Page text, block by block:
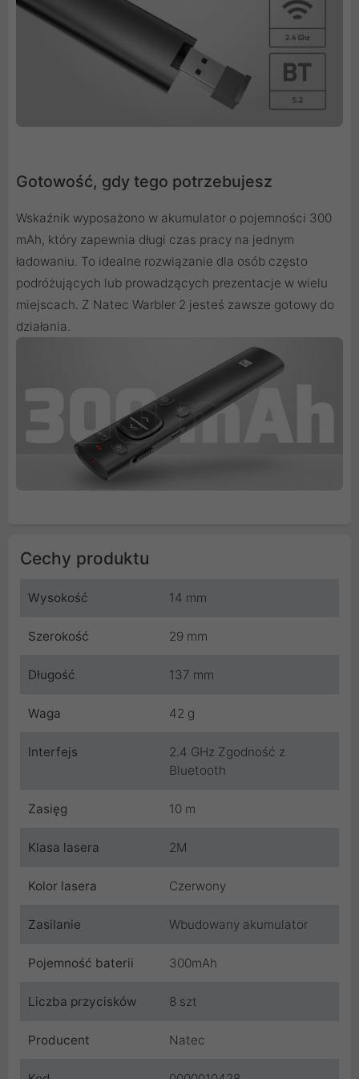
Gotowość, gdy tego potrzebujesz
Wskaźnik wyposażono w akumulator o pojemności 300
mAh, który zapewnia długi czas pracy na jednym
ładowaniu. To idealne rozwiązanie dla osób często
podróżujących lub prowadzących prezentacje w wielu
miejscach. Z Natec Warbler 2 jesteś zawsze gotowy do
działania.
Cechy produktu
Wysokość 14 mm
Szerokość 29 mm
Długość 137 mm
Waga 42 g
Interfejs
2.4 GHz Zgodność z
Bluetooth
Zasięg 10 m
Klasa lasera 2M
Kolor lasera Czerwony
Zasilanie Wbudowany akumulator
Pojemność baterii 300mAh
Liczba przycisków 8 szt
Producent Natec